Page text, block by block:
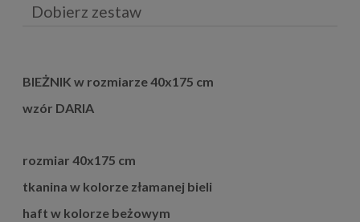
Dobierz zestaw
BIEŻNIK w rozmiarze 40x175 cm
wzór DARIA
rozmiar 40x175 cm
tkanina w kolorze złamanej bieli
haft w kolorze beżowym